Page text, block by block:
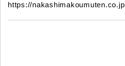
https://nakashimakoumuten.co.jp